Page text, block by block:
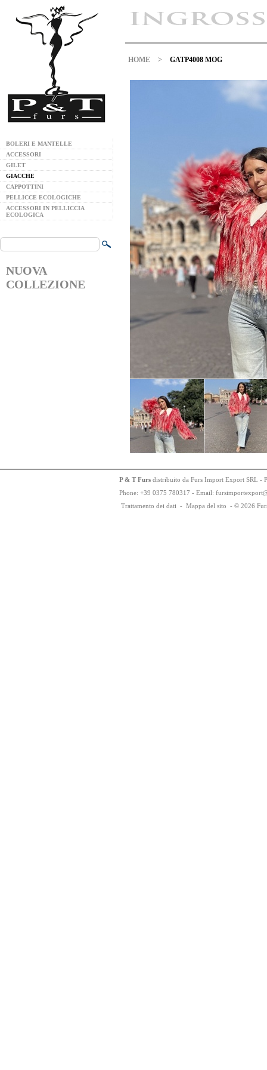
BOLERI E MANTELLE
ACCESSORI
GILET
GIACCHE
CAPPOTTINI
PELLICCE ECOLOGICHE
ACCESSORI IN PELLICCIA
ECOLOGICA
NUOVA
COLLEZIONE
HOME > GATP4008 MOG
P & T Furs distribuito da Furs Import Export SRL -
Phone: +39 0375 780317 - Email: fursimportexport
Trattamento dei dati - Mappa del sito - © 2026